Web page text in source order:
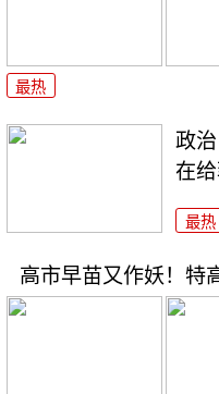
最热
政
在给
最热
高市早苗又作妖！特